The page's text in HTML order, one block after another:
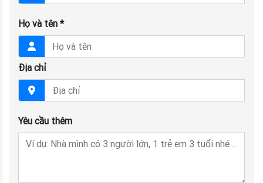
Họ và tên *
Địa chỉ
Yêu cầu thêm